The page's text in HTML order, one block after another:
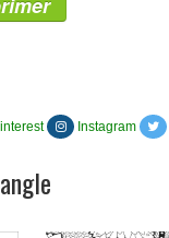
Instagram